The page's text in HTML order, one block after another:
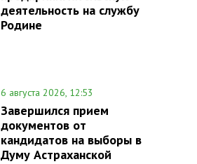
деятельность на службу
Родине
6 августа 2026, 12:53
Завершился прием
документов от
кандидатов на выборы в
Думу Астраханской